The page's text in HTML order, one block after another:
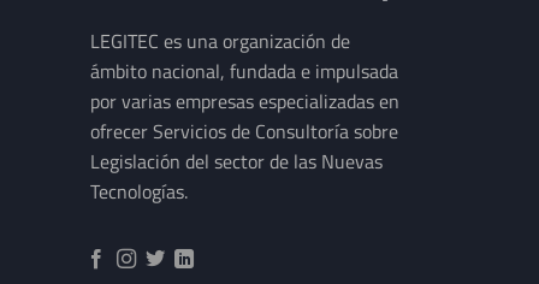
LEGITEC es una organización de
ámbito nacional, fundada e impulsada
por varias empresas especializadas en
ofrecer Servicios de Consultoría sobre
Legislación del sector de las Nuevas
Tecnologías.